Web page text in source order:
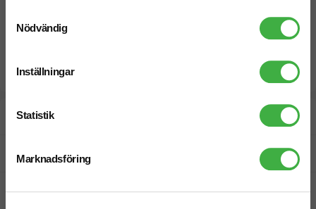
Nödvändig
Inställningar
Statistik
Marknadsföring
Designskiss inom 1 h
Fri offert
Prisgaranti